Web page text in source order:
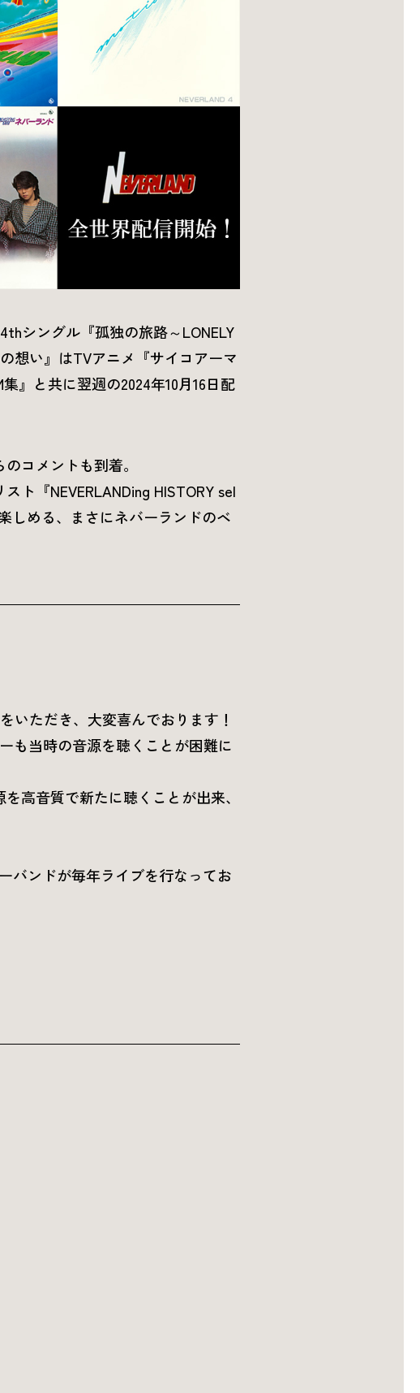
シングル『孤独の旅路～LONELY
想い』はTVアニメ『サイコアーマ
』と共に翌週の2024年10月16日配
コメントも到着。
ト『NEVERLANDing HISTORY sel
しめる、まさにネバーランドのベ
いただき、大変喜んでおります！
も当時の音源を聴くことが困難に
高音質で新たに聴くことが出来、
バンドが毎年ライブを行なってお